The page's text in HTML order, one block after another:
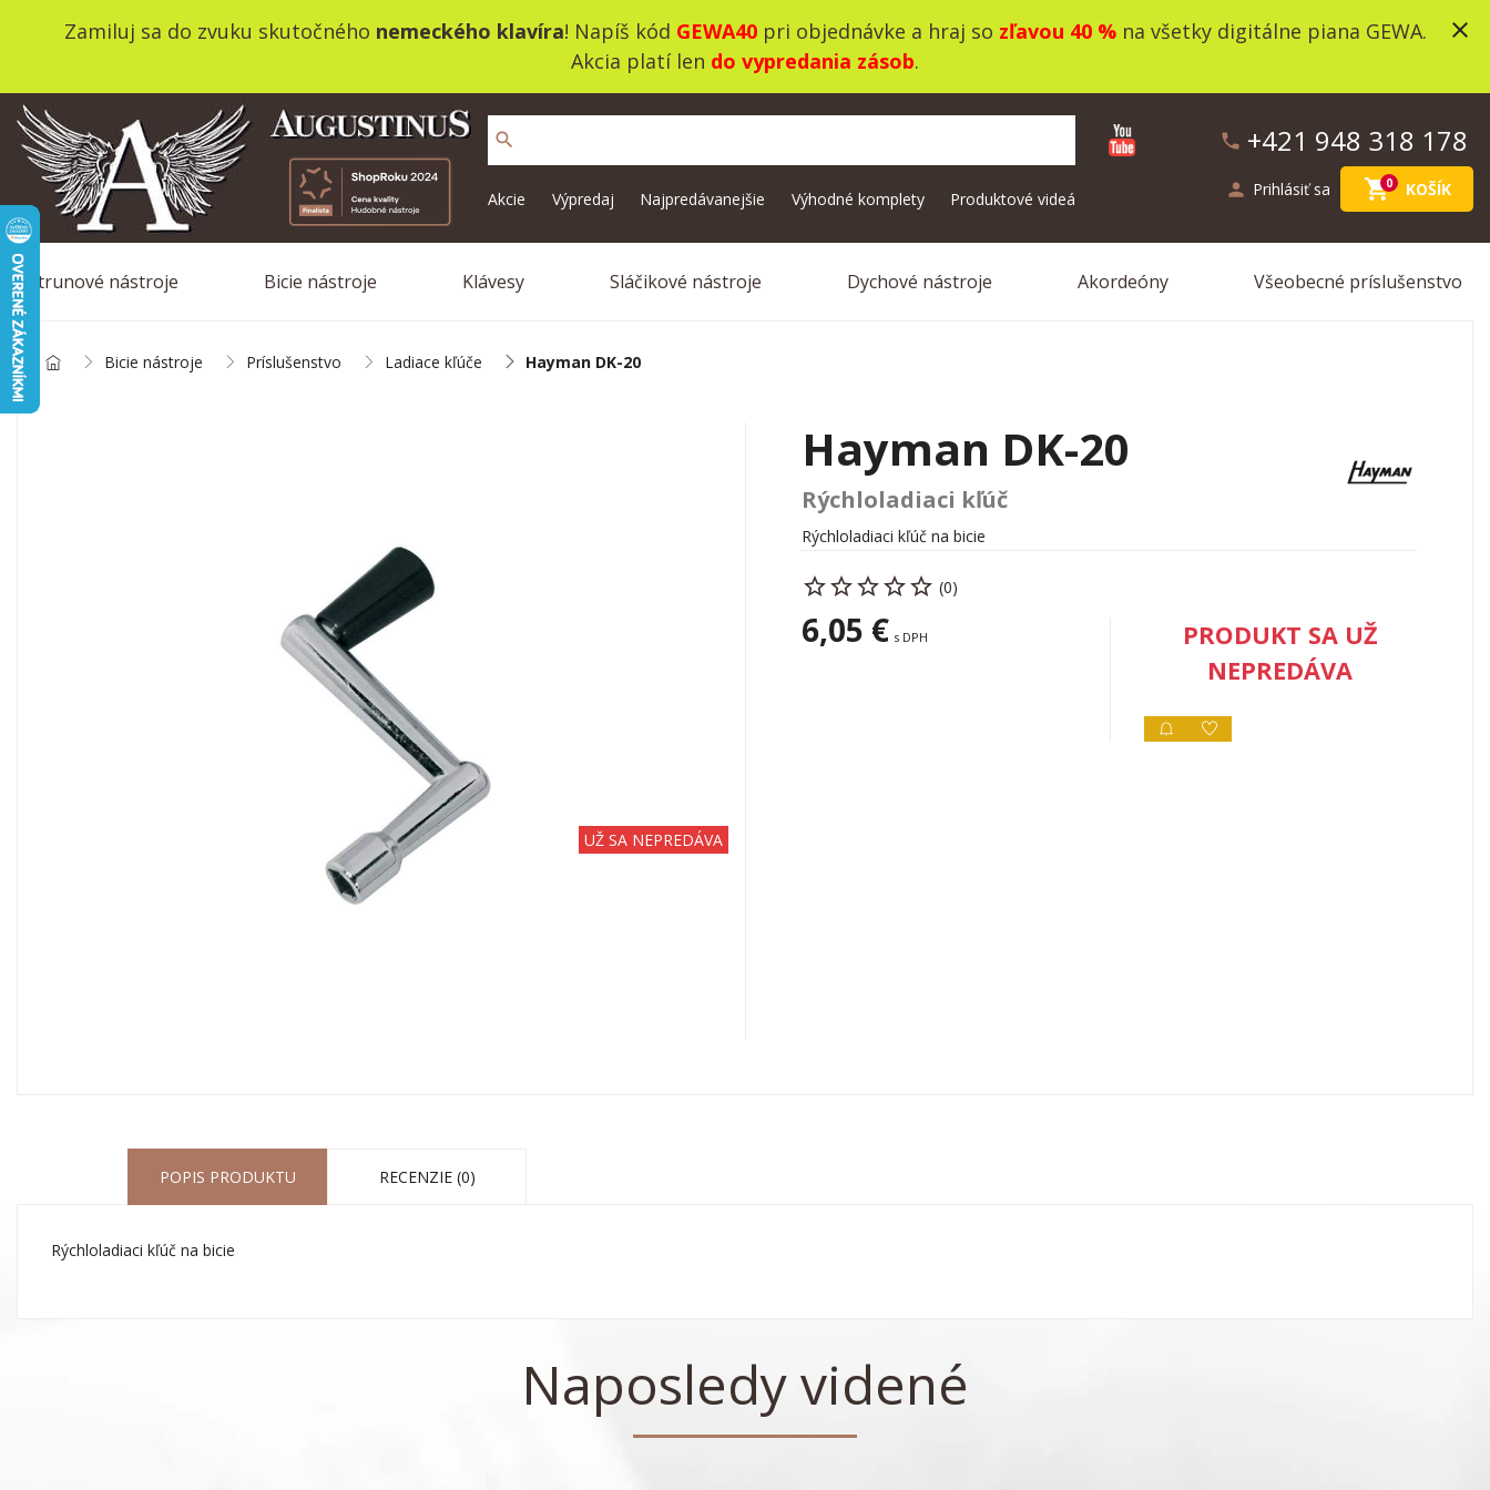
Zamiluj sa do zvuku skutočného nemeckého klavíra! Napíš kód GEWA40pri objednávke a hraj so zľavou 40 %na všetky digitálne piana GEWA.
Akcia platí len do vypredania zásob.
close
phone +421 948 318 178
person Prihlásiť sa shopping_cart0 KOŠÍK
search
Akcie Výpredaj Najpredávanejšie Výhodné komplety Produktové videá
Strunové nástroje Bicie nástroje Klávesy Sláčikové nástroje Dychové nástroje Akordeóny Všeobecné príslušenstvo
Bicie nástroje Príslušenstvo Ladiace kľúče Hayman DK-20
UŽ SA NEPREDÁVA
Hayman DK-20
Rýchloladiaci kľúč
Rýchloladiaci kľúč na bicie
(0)
6,05 € s DPH
PRODUKT SA UŽ
NEPREDÁVA
POPIS PRODUKTU RECENZIE (0)
Rýchloladiaci kľúč na bicie
Naposledy videné